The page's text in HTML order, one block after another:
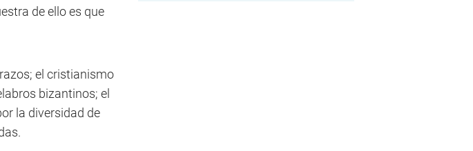
de ello es que
el cristianismo
bizantinos; el
la diversidad de